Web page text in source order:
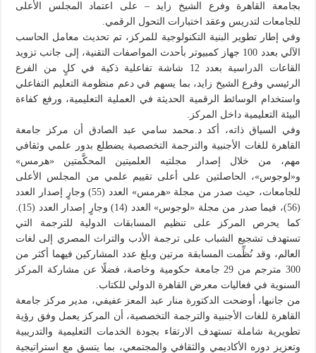
بجامعة القاهرة وفرع الشيخ زايد – على اعتماد المجلس الأعلى
للجامعات لتدريس وعقد اختبارات التحول الرقمي.
وفي إطار تطوير البنية التكنولوجية للمركز، تم تحديث معامل الحاسب
الآلي بعدد 100 جهاز كمبيوتر بأحدث المواصفات التقنية، إلى جانب تزويد
القاعات الدراسية بعدد 12 شاشة تفاعلية ذكية في كلٍ من الفرع
الرئيسي وفرع الشيخ زايد، بما يسهم في دعم منظومة التعليم التفاعلي
واستخدام الوسائط الرقمية الحديثة في العملية التعليمية، ورفع كفاءة
البيئة التعليمية داخل المركز.
وفي السياق ذاته، أكد د.محمد سامي عبد الصادق أن مركز جامعة
القاهرة للغات الأجنبية والترجمة التخصصية يضطلع بدور علمي وثقافي
مهم، من خلال إصدار مجلتيه العلميتين المحكَّمتين «هرمس»
و«لوجوس»، الحاصلتين على أعلى تقييم علمي من المجلس الأعلى
للجامعات، حيث صدر من مجلة «هرمس» العدد (55) وجارٍ إصدار العدد
(56)، فيما صدر من مجلة «لوجوس» العدد (14) وجارٍ إصدار العدد (15).
كما يحرص المركز على تنظيم المسابقات الدولية للترجمة التي
تستهدف تشجيع الشباب على ترجمة الأدب والتراث المصري إلى لغات
العالم، وقد نُظِّمت المسابقة مرتين وبلغ عدد المشاركين فيهما أكثر من
300 مترجم من 29 جامعة حكومية وخاصة، فضلًا عن مشاركة المركز
السنوية في فعاليات معرض القاهرة الدولي للكتاب.
من جانبها، أوضحت الدكتورة منار عبد المعز عفيفي، مدير مركز جامعة
القاهرة للغات الأجنبية والترجمة التخصصية، أن المركز يعمل وفق رؤية
تطويرية شاملة تستهدف الارتقاء بجودة الخدمات التعليمية والتدريبية
وتعزيز دوره الأكاديمي والثقافي والمجتمعي، بما يتسق مع استراتيجية